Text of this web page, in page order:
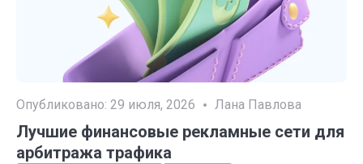
Опубликовано: 29 июля, 2026 Лана Павлова
Лучшие финансовые рекламные сети для
арбитража трафика